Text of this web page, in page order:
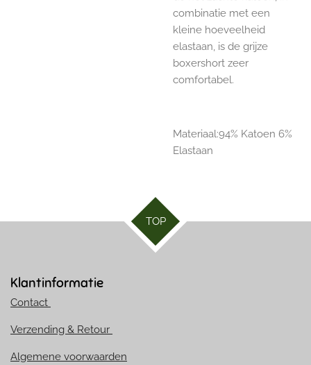
combinatie met een
kleine hoeveelheid
elastaan, is de grijze
boxershort zeer
comfortabel.
Materiaal:94% Katoen 6%
Elastaan
TOP
Klantinformatie
Contact
Verzending & Retour
Algemene voorwaarden